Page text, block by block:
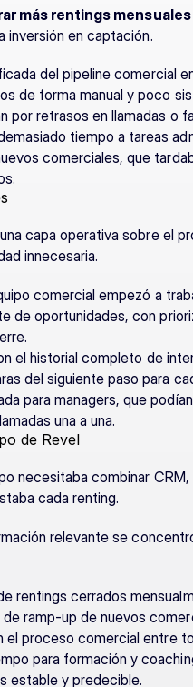
más rentings
inversión en captación.
del pipeline comercial
de forma manual y poco
por retrasos en llamadas o
tiempo a tareas
comerciales, que
capa operativa sobre el
innecesaria.
comercial empezó a
de oportunidades, con
el historial completo de
del siguiente paso para
para managers, que
una a una.
de Revel
necesitaba combinar
cada renting.
relevante se
rentings cerrados
ramp-up de nuevos
el proceso comercial entre
para formación y
estable y predecible.